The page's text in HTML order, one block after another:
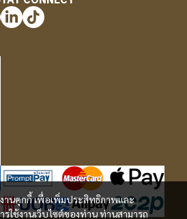
านคุกกี้ เพื่อเพิ่มประสิทธิภาพและ
ใช้งานเว็บไซต์ของท่าน ท่านสามารถ